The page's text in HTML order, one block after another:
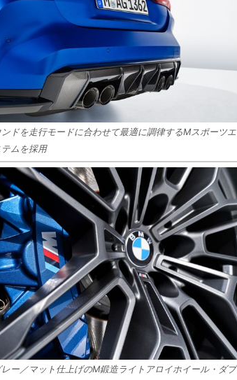
ドを走行モードに合わせて最適に調律するMスポーツエ
ムを採用
ー／マット仕上げのM鍛造ライトアロイホイール・ダブ